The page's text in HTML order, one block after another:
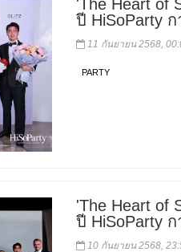
'The Heart of
ปี HiSoParty
11 กันยายน 2568,
PARTY
'The Heart of
ปี HiSoParty
10 กันยายน 2568,